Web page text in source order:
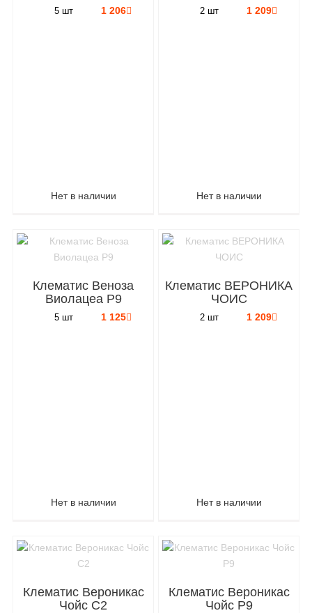
5 шт 1 206
Нет в наличии
2 шт 1 209
Нет в наличии
Клематис Веноза
Виолацеа P9
5 шт 1 125
Нет в наличии
Клематис ВЕРОНИКА
ЧОИС
2 шт 1 209
Нет в наличии
Клематис Вероникас
Чойс C2
Клематис Вероникас
Чойс P9